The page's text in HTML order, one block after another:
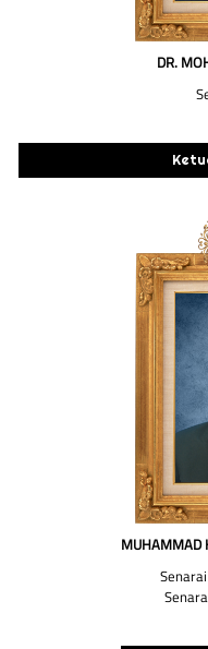
DR.
MUHAMMAD